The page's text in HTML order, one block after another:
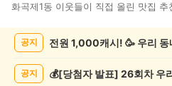
화곡제1동 이웃들이 직접 올린 맛집 추
공지 전원 1,000캐시! 🥳 우리
공지